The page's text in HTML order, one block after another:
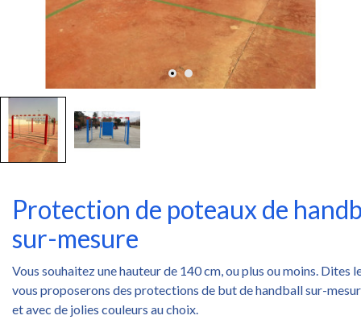
Protection de poteaux de
sur-mesure
Vous souhaitez une hauteur de 140 cm, ou plus ou moins. Dites
vous proposerons des protections de but de handball sur-
et avec de jolies couleurs au choix.